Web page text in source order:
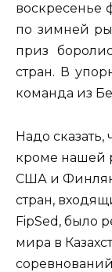
воскресенье
по зимней
приз
стран. В
команда из
Надо
кроме нашей
США и
стран,
FipSed, было
мира в